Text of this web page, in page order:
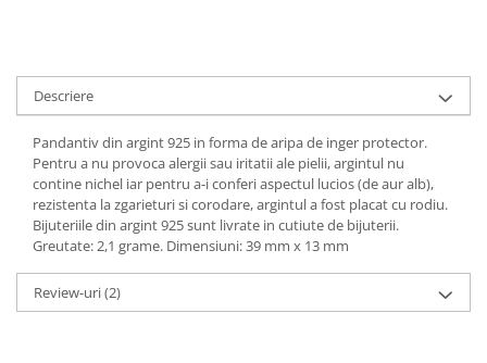
Descriere
Pandantiv din argint 925 in forma de aripa de inger protector.
Pentru a nu provoca alergii sau iritatii ale pielii, argintul nu
contine nichel iar pentru a-i conferi aspectul lucios (de aur alb),
rezistenta la zgarieturi si corodare, argintul a fost placat cu rodiu.
Bijuteriile din argint 925 sunt livrate in cutiute de bijuterii.
Greutate: 2,1 grame. Dimensiuni: 39 mm x 13 mm
Review-uri(2)